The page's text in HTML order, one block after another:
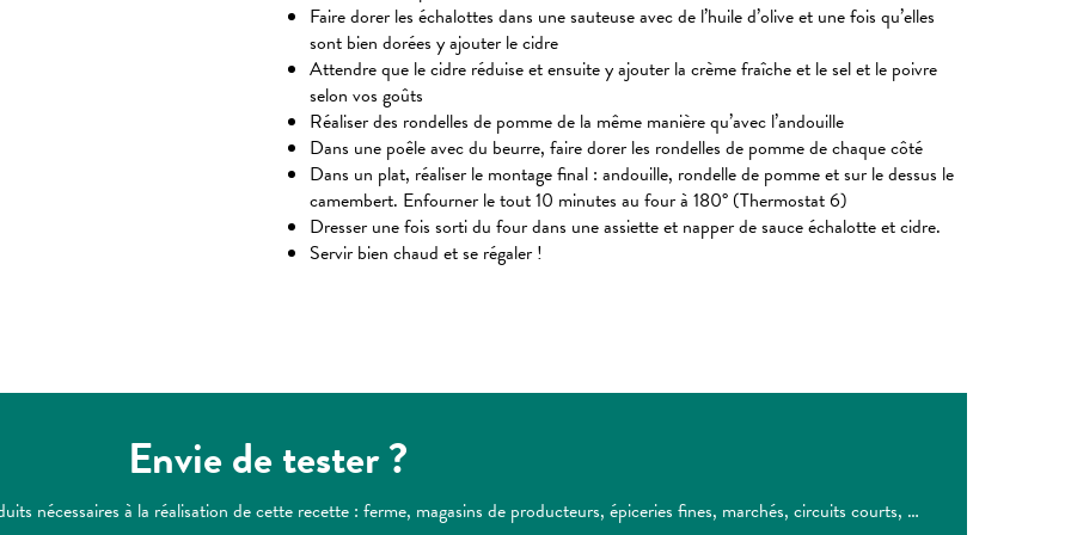
Faire dorer les échalottes dans une sauteuse avec de l’huile d’olive et une fois qu’elles
sont bien dorées y ajouter le cidre
Attendre que le cidre réduise et ensuite y ajouter la crème fraîche et le sel et le poivre
selon vos goûts
Réaliser des rondelles de pomme de la même manière qu’avec l’andouille
Dans une poêle avec du beurre, faire dorer les rondelles de pomme de chaque côté
Dans un plat, réaliser le montage final : andouille, rondelle de pomme et sur le dessus le
camembert. Enfourner le tout 10 minutes au four à 180° (Thermostat 6)
Dresser une fois sorti du four dans une assiette et napper de sauce échalotte et cidre.
Servir bien chaud et se régaler !
Envie de tester ?
nécessaires à la réalisation de cette recette : ferme, magasins de producteurs, épiceries fines, marchés, circuits courts, …